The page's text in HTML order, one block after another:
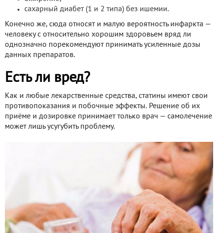
сахарный диабет (1 и 2 типа) без ишемии.
Конечно же, сюда относят и малую вероятность инфаркта —
человеку с относительно хорошим здоровьем вряд ли
однозначно порекомендуют принимать усиленные дозы
данных препаратов.
Есть ли вред?
Как и любые лекарственные средства, статины имеют свои
противопоказания и побочные эффекты. Решение об их
приёме и дозировке принимает только врач — самолечение
может лишь усугубить проблему.